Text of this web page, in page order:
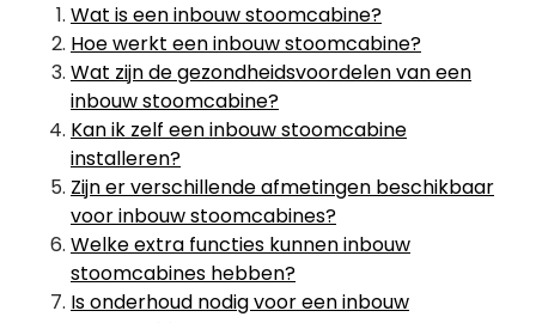
Wat is een inbouw stoomcabine?
Hoe werkt een inbouw stoomcabine?
Wat zijn de gezondheidsvoordelen van een
inbouw stoomcabine?
Kan ik zelf een inbouw stoomcabine
installeren?
Zijn er verschillende afmetingen beschikbaar
voor inbouw stoomcabines?
Welke extra functies kunnen inbouw
stoomcabines hebben?
Is onderhoud nodig voor een inbouw